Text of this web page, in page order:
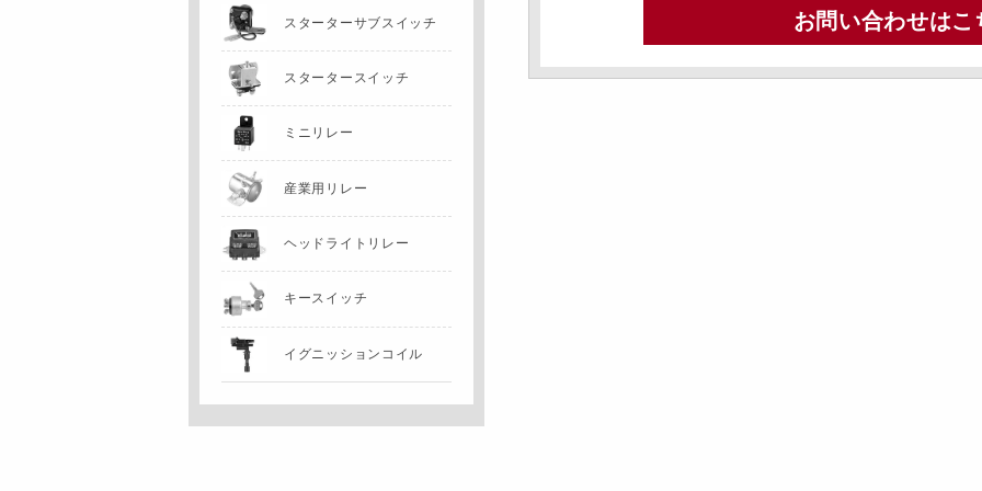
お問い合わせはこ
スターターサブスイッチ
スタータースイッチ
ミニリレー
産業用リレー
ヘッドライトリレー
キースイッチ
イグニッションコイル